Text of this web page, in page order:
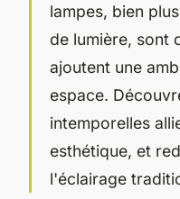
lampes, bien
de lumière, sont
ajoutent une
espace.
intemporelles
esthétique, et
l'éclairage